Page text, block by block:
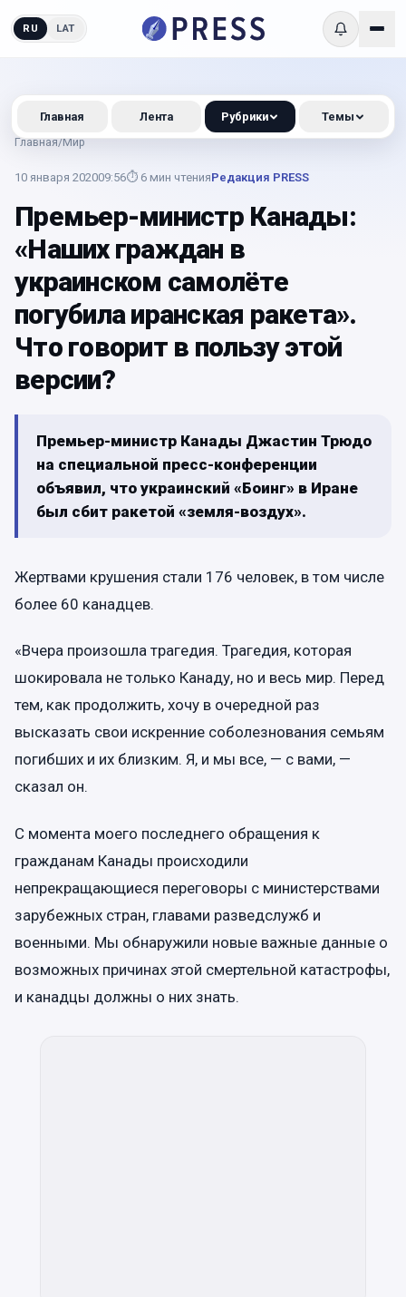
RU LAT
Главная/Мир
10 января 202009:56⏱ 6 мин чтенияРедакция PRESS
Премьер-министр Канады:
«Наших граждан в
украинском самолёте
погубила иранская ракета».
Что говорит в пользу этой
версии?
Премьер-министр Канады Джастин Трюдо
на специальной пресс-конференции
объявил, что украинский «Боинг» в Иране
был сбит ракетой «земля-воздух».
Жертвами крушения стали 176 человек, в том числе
более 60 канадцев.
«Вчера произошла трагедия. Трагедия, которая
шокировала не только Канаду, но и весь мир. Перед
тем, как продолжить, хочу в очередной раз
высказать свои искренние соболезнования семьям
погибших и их близким. Я, и мы все, — с вами, —
сказал он.
С момента моего последнего обращения к
гражданам Канады происходили
непрекращающиеся переговоры с министерствами
зарубежных стран, главами разведслужб и
военными. Мы обнаружили новые важные данные о
возможных причинах этой смертельной катастрофы,
и канадцы должны о них знать.
Главная Лента Рубрики Темы